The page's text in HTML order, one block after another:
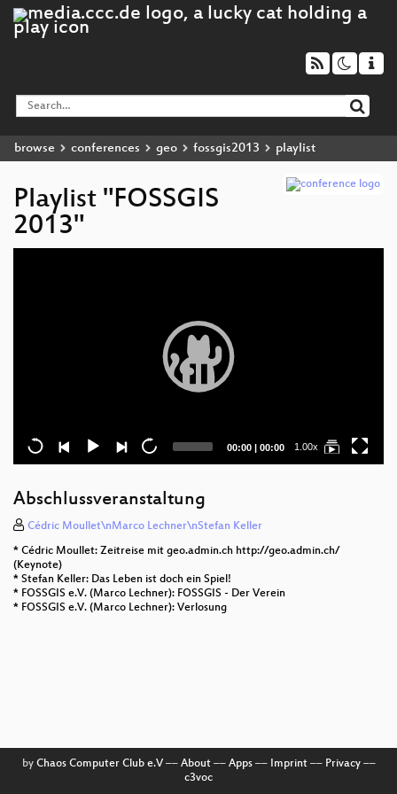
browse conferences geo fossgis2013 playlist
Playlist "FOSSGIS
2013"
Current
00:00 | Total
00:00 1.00x
Abschlussveranstaltung
Cédric Moullet\nMarco Lechner\nStefan Keller
* Cédric Moullet: Zeitreise mit geo.admin.ch http://geo.admin.ch/
(Keynote)
* Stefan Keller: Das Leben ist doch ein Spiel!
* FOSSGIS e.V. (Marco Lechner): FOSSGIS - Der Verein
* FOSSGIS e.V. (Marco Lechner): Verlosung
by Chaos Computer Club e.V–– About–– Apps–– Imprint–– Privacy––
c3voc